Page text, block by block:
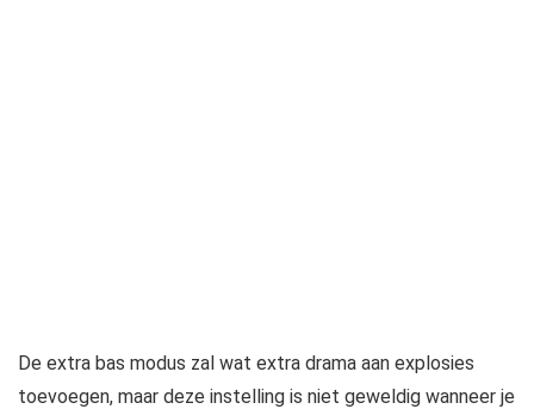
De extra bas modus zal wat extra drama aan explosies
toevoegen, maar deze instelling is niet geweldig wanneer je